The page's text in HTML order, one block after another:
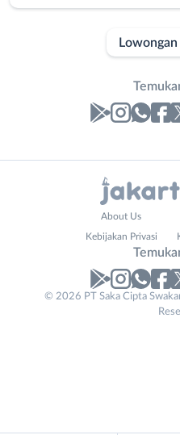
No. Telp /
About Us
Kebijakan Privasi
© 2026 PT Saka Cipta